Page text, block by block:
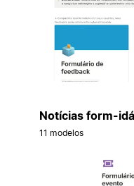
Notícias form-
11 modelos